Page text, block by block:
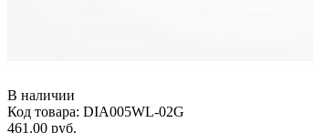
В наличии
Код товара: DIA005WL-02G
461.00 руб.